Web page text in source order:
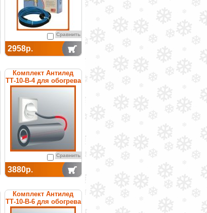
Сравнить
2958р.
Комплект Антилед
ТТ-10-В-4 для обогрева
труб
Сравнить
3880р.
Комплект Антилед
ТТ-10-В-6 для обогрева
труб